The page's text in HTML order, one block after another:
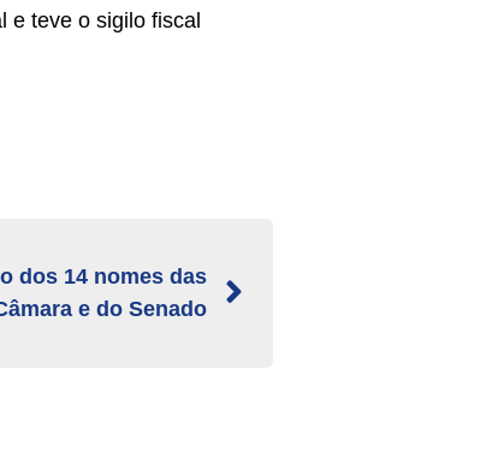
e teve o sigilo fiscal
dos 14 nomes das
e do Senado